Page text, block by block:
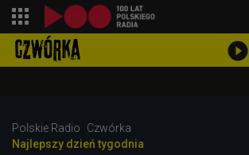

Polskie Radio
Czwórka
Najlepszy dzień tygodnia